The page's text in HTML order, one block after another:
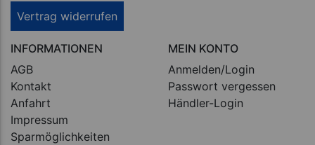
Vertrag widerrufen
INFORMATIONEN
AGB
Kontakt
Anfahrt
Impressum
Sparmöglichkeiten
MEIN KONTO
Anmelden/Login
Passwort vergessen
Händler-Login